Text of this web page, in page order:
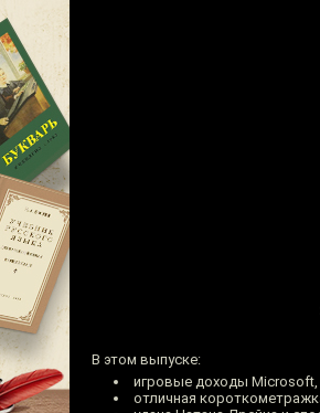
В этом выпуске:
игровые доходы Microsoft,
отличная